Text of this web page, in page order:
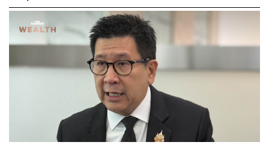
First มากขึ้น